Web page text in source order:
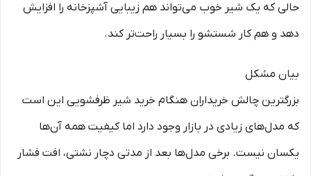
حالی که یک شیر خوب می‌تواند هم زیبایی آشپزخانه را افزایش
دهد و هم کار شستشو را بسیار راحت‌تر کند.
بیان مشکل
بزرگترین چالش خریداران هنگام خرید شیر ظرفشویی این است
که مدل‌های زیادی در بازار وجود دارد اما کیفیت همه آن‌ها
یکسان نیست. برخی مدل‌ها بعد از مدتی دچار نشتی، افت فشار